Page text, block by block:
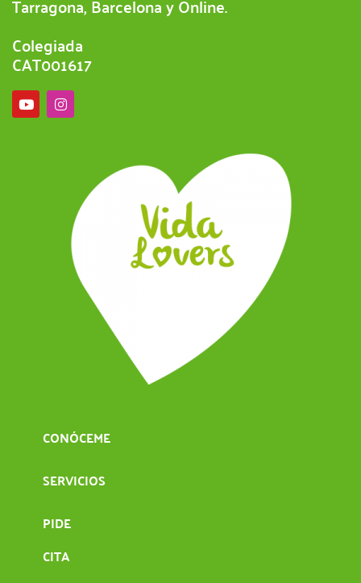
Tarragona, Barcelona y Online.
Colegiada
CAT001617
CONÓCEME
SERVICIOS
PIDE
CITA